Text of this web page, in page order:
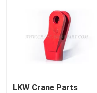
Produkte
Über uns
LKW Crane Parts